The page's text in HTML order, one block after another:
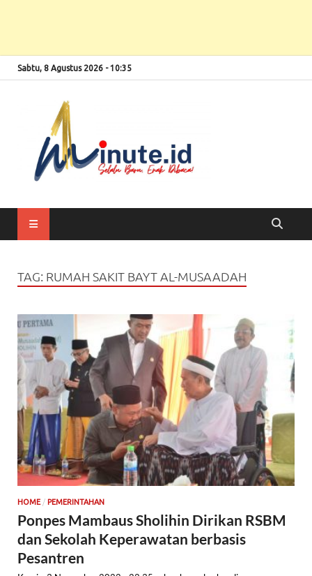
Sabtu, 8 Agustus 2026 - 10:35
TAG: RUMAH SAKIT BAYT AL-MUSAADAH
HOME / PEMERINTAHAN
Ponpes Mambaus Sholihin Dirikan RSBM
dan Sekolah Keperawatan berbasis
Pesantren